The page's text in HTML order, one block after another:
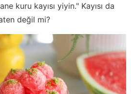
kuru kayısı yiyin." Kayısı da
değil mi?